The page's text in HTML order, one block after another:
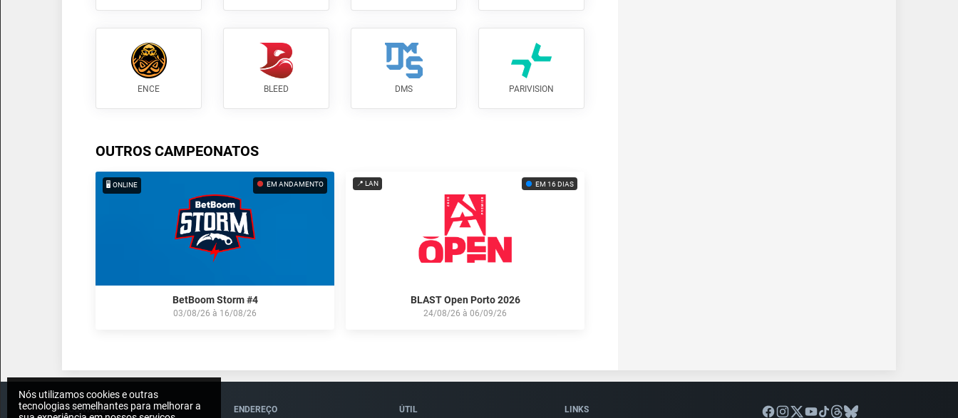
Nós utilizamos cookies e outras
tecnologias semelhantes para melhorar a
ENCE BLEED DMS PARIVISION
OUTROS CAMPEONATOS
EM ANDAMENTO
🖥️ ONLINE
BetBoom Storm #4
03/08/26 à 16/08/26
EM 16 DIAS
📍 LAN
BLAST Open Porto 2026
24/08/26 à 06/09/26
CONTATO
ENDEREÇO
ÚTIL
LINKS